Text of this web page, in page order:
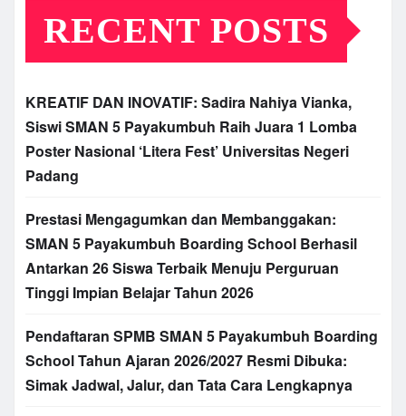
RECENT POSTS
KREATIF DAN INOVATIF: Sadira Nahiya Vianka,
Siswi SMAN 5 Payakumbuh Raih Juara 1 Lomba
Poster Nasional ‘Litera Fest’ Universitas Negeri
Padang
Prestasi Mengagumkan dan Membanggakan:
SMAN 5 Payakumbuh Boarding School Berhasil
Antarkan 26 Siswa Terbaik Menuju Perguruan
Tinggi Impian Belajar Tahun 2026
Pendaftaran SPMB SMAN 5 Payakumbuh Boarding
School Tahun Ajaran 2026/2027 Resmi Dibuka:
Simak Jadwal, Jalur, dan Tata Cara Lengkapnya